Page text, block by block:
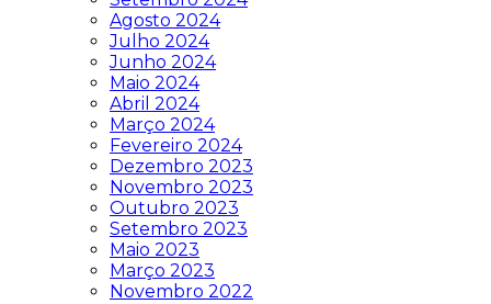
Agosto 2024
Julho 2024
Junho 2024
Maio 2024
Abril 2024
Março 2024
Fevereiro 2024
Dezembro 2023
Novembro 2023
Outubro 2023
Setembro 2023
Maio 2023
Março 2023
Novembro 2022